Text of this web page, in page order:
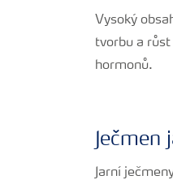
Vysoký
tvorbu a
hormonů.
Ječmen
Jarní